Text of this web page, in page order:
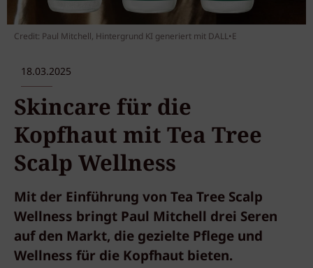
Credit: Paul Mitchell, Hintergrund KI generiert mit DALL•E
18.03.2025
Skincare für die
Kopfhaut mit Tea Tree
Scalp Wellness
Mit der Einführung von Tea Tree Scalp
Wellness bringt Paul Mitchell drei Seren
auf den Markt, die gezielte Pflege und
Wellness für die Kopfhaut bieten.